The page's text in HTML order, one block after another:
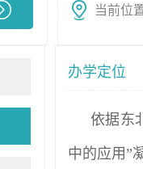
当前位
办学定位
依据东
中的应用”